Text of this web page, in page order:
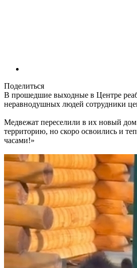
Поделиться
В прошедшие выходные в Центре
неравнодушных людей сотрудники
Медвежат переселили в их новый
территорию, но скоро освоились и
часами!»